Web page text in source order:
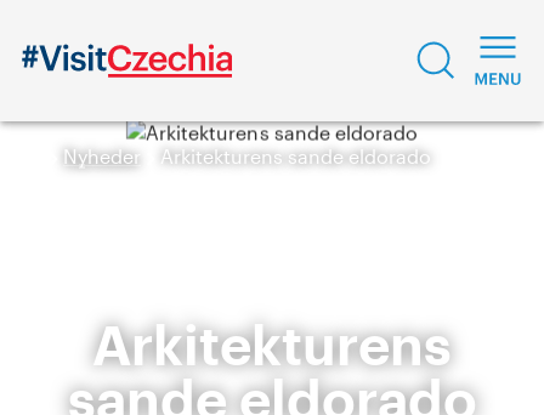
Nyheder Arkitekturens sande eldorado
Arkitekturens
sande eldorado